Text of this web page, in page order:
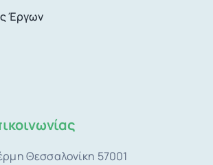
Έργων
Θεσσαλονίκη 57001